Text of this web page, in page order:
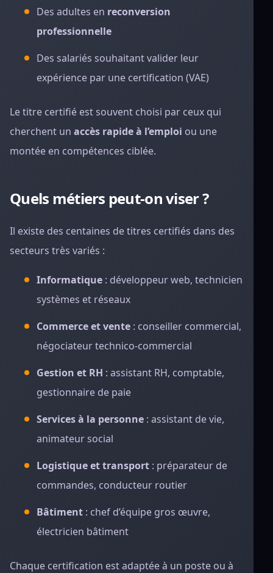
Des adultes en reconversion
professionnelle
Des salariés souhaitant valider leur
expérience par une certification (VAE)
Le titre certifié est souvent choisi par ceux qui
cherchent un accès rapide à l’emploi ou une
montée en compétences ciblée.
Quels métiers peut-on viser ?
Il existe des centaines de titres certifiés dans des
secteurs très variés :
Informatique : développeur web, technicien
systèmes et réseaux
Commerce et vente : conseiller commercial,
négociateur technico-commercial
Gestion et RH : assistant RH, comptable,
gestionnaire de paie
Services à la personne : assistant de vie,
animateur social
Logistique et transport : préparateur de
commandes, conducteur routier
Bâtiment : chef d’équipe gros œuvre,
électricien bâtiment
Chaque certification est adaptée à un poste ou à